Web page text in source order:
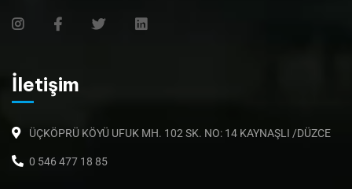
İletişim
ÜÇKÖPRÜ KÖYÜ UFUK MH. 102 SK. NO: 14 KAYNAŞLI /DÜZCE
0 546 477 18 85